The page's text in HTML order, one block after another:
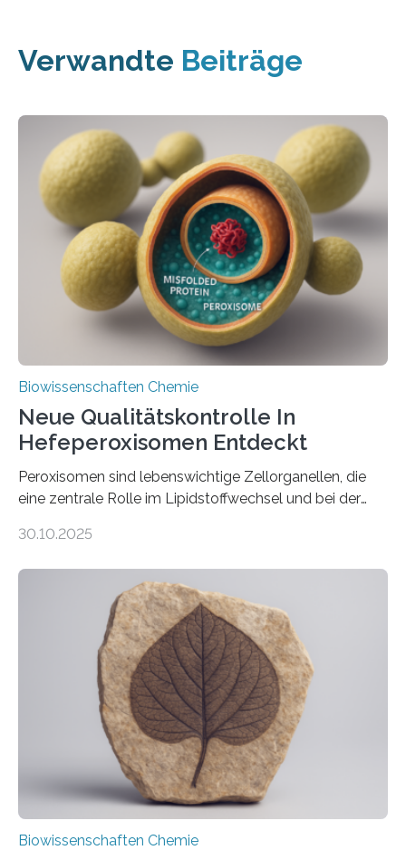
Verwandte Beiträge
Biowissenschaften Chemie
Neue Qualitätskontrolle In
Hefeperoxisomen Entdeckt
Peroxisomen sind lebenswichtige Zellorganellen, die
eine zentrale Rolle im Lipidstoffwechsel und bei der
erfüllen können, müssen zahlreiche Enzyme präzise in
der Ruhr-Universität Bochum um Prof. Dr. Ralf Erdmann
und Dr. Ismaila Francis Yusuf hat nun einen bislang
unbekannten Qualitätskontrollmechanismus des
peroxisomalen Proteintransports in der Bäckerhefe
Saccharomyces cerevisiae entdeckt, der für die
Funktionsfähigkeit der Organellen entscheidend ist. Die
Studie wurde am 28. Oktober 2025 in der
Fachzeitschrift…
30.10.2025
Biowissenschaften Chemie